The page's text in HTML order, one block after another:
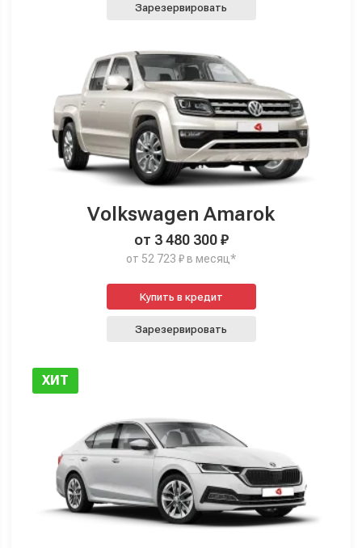
Зарезервировать
Volkswagen Amarok
от 3 480 300 ₽
от 52 723 ₽ в месяц*
Купить в кредит
Зарезервировать
ХИТ